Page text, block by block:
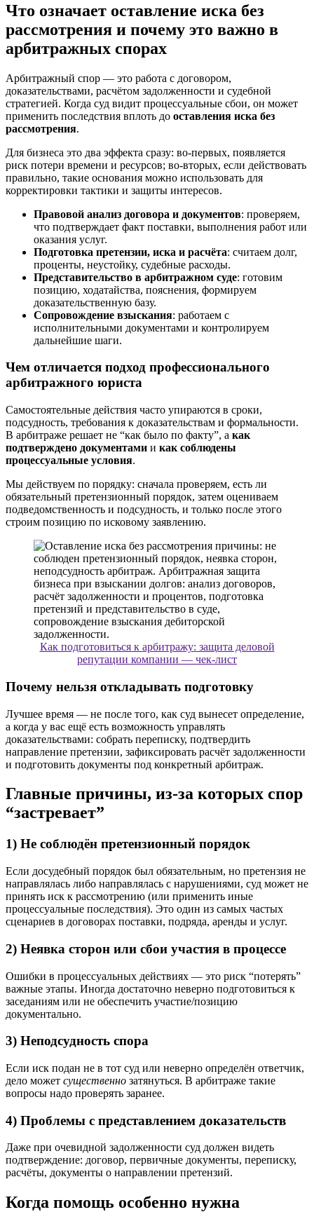
Что означает оставление иска без
рассмотрения и почему это важно в
арбитражных спорах
Арбитражный спор — это работа с договором,
доказательствами, расчётом задолженности и судебной
стратегией. Когда суд видит процессуальные сбои, он может
применить последствия вплоть до оставления иска без
рассмотрения.
Для бизнеса это два эффекта сразу: во‑первых, появляется
риск потери времени и ресурсов; во‑вторых, если действовать
правильно, такие основания можно использовать для
корректировки тактики и защиты интересов.
Правовой анализ договора и документов: проверяем,
что подтверждает факт поставки, выполнения работ или
оказания услуг.
Подготовка претензии, иска и расчёта: считаем долг,
проценты, неустойку, судебные расходы.
Представительство в арбитражном суде: готовим
позицию, ходатайства, пояснения, формируем
доказательственную базу.
Сопровождение взыскания: работаем с
исполнительными документами и контролируем
дальнейшие шаги.
Чем отличается подход профессионального
арбитражного юриста
Самостоятельные действия часто упираются в сроки,
подсудность, требования к доказательствам и формальности.
В арбитраже решает не “как было по факту”, а как
подтверждено документами и как соблюдены
процессуальные условия.
Мы действуем по порядку: сначала проверяем, есть ли
обязательный претензионный порядок, затем оцениваем
подведомственность и подсудность, и только после этого
строим позицию по исковому заявлению.
Как подготовиться к арбитражу: защита деловой
репутации компании — чек-лист
Почему нельзя откладывать подготовку
Лучшее время — не после того, как суд вынесет определение,
а когда у вас ещё есть возможность управлять
доказательствами: собрать переписку, подтвердить
направление претензии, зафиксировать расчёт задолженности
и подготовить документы под конкретный арбитраж.
Главные причины, из-за которых спор
“застревает”
1) Не соблюдён претензионный порядок
Если досудебный порядок был обязательным, но претензия не
направлялась либо направлялась с нарушениями, суд может не
принять иск к рассмотрению (или применить иные
процессуальные последствия). Это один из самых частых
сценариев в договорах поставки, подряда, аренды и услуг.
2) Неявка сторон или сбои участия в процессе
Ошибки в процессуальных действиях — это риск “потерять”
важные этапы. Иногда достаточно неверно подготовиться к
заседаниям или не обеспечить участие/позицию
документально.
3) Неподсудность спора
Если иск подан не в тот суд или неверно определён ответчик,
дело может существенно затянуться. В арбитраже такие
вопросы надо проверять заранее.
4) Проблемы с представлением доказательств
Даже при очевидной задолженности суд должен видеть
подтверждение: договор, первичные документы, переписку,
расчёты, документы о направлении претензий.
Когда помощь особенно нужна